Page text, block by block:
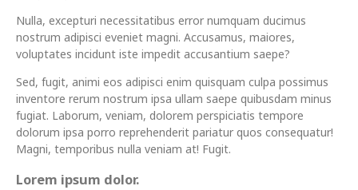
Nulla, excepturi necessitatibus error numquam ducimus
nostrum adipisci eveniet magni. Accusamus, maiores,
voluptates incidunt iste impedit accusantium saepe?
Sed, fugit, animi eos adipisci enim quisquam culpa possimus
inventore rerum nostrum ipsa ullam saepe quibusdam minus
fugiat. Laborum, veniam, dolorem perspiciatis tempore
dolorum ipsa porro reprehenderit pariatur quos consequatur!
Magni, temporibus nulla veniam at! Fugit.
Lorem ipsum dolor.